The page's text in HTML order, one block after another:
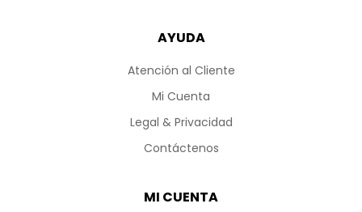
AYUDA
Atención al Cliente
Mi Cuenta
Legal & Privacidad
Contáctenos
MI CUENTA